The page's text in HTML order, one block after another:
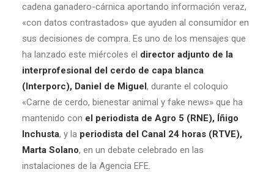
cadena ganadero-cárnica aportando información veraz,
«con datos contrastados» que ayuden al consumidor en
sus decisiones de compra. Es uno de los mensajes que
ha lanzado este miércoles el director adjunto de la
interprofesional del cerdo de capa blanca
(Interporc), Daniel de Miguel, durante el coloquio
«Carne de cerdo, bienestar animal y fake news» que ha
mantenido con el periodista de Agro 5 (RNE), Íñigo
Inchusta, y la periodista del Canal 24 horas (RTVE),
Marta Solano, en un debate celebrado en las
instalaciones de la Agencia EFE.